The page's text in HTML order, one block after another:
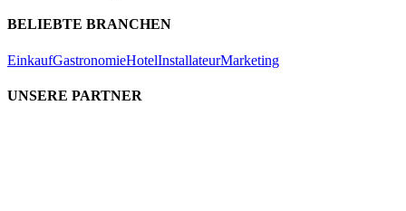
BELIEBTE BRANCHEN
EinkaufGastronomieHotelInstallateurMarketing
UNSERE PARTNER